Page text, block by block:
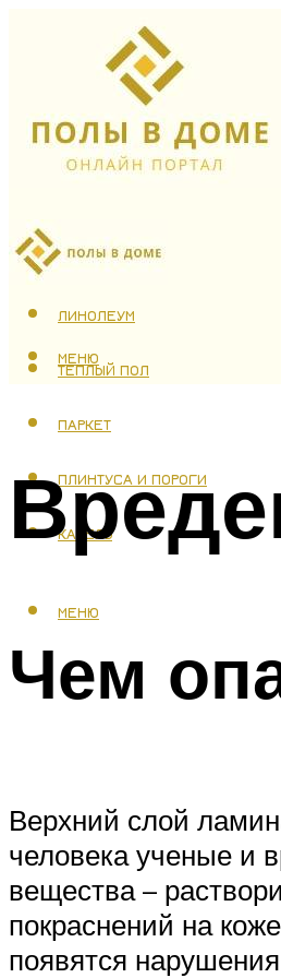
ЛАМИНАТ
ЛИНОЛЕУМ
ТЕПЛЫЙ ПОЛ
ПАРКЕТ
ПЛИНТУСА И ПОРОГИ
КАФЕЛЬ
МЕНЮ
МЕНЮ
Чем
Верхний слой
человека ученые и
вещества –
покраснений на
появятся